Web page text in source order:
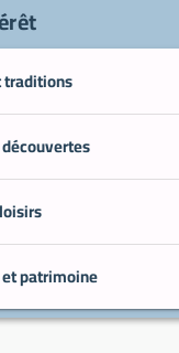
traditions
patrimoine